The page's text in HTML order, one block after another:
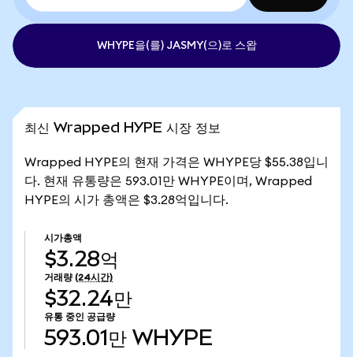
WHYPE을(를) JASMY(으)로 스왑
최신 Wrapped HYPE 시장 정보
Wrapped HYPE의 현재 가격은 WHYPE당 $55.38입니
다. 현재 유통량은 593.01만 WHYPE이며, Wrapped
HYPE의 시가 총액은 $3.28억입니다.
시가총액
$3.28억
거래량 (24시간)
$32.24만
유통 중인 공급량
593.01만 WHYPE